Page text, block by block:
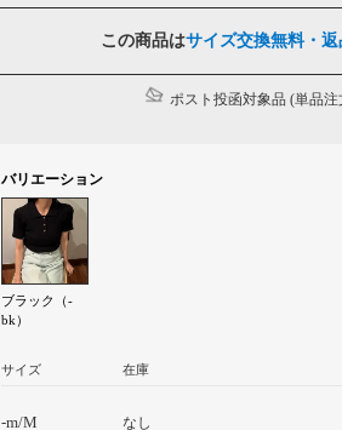
この商品はサイズ交換無料・
ポスト投函対象品 (単品
バリエーション
ブラック（-
bk）
サイズ 在庫
-m/M なし